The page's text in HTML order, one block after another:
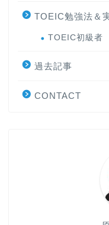
TOEIC勉強法＆
TOEIC初級者
過去記事
CONTACT
英
い